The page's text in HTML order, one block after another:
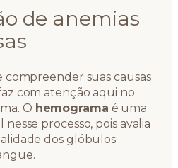
de anemias
compreender suas causas
com atenção aqui no
O hemograma é uma
processo, pois avalia
dos glóbulos